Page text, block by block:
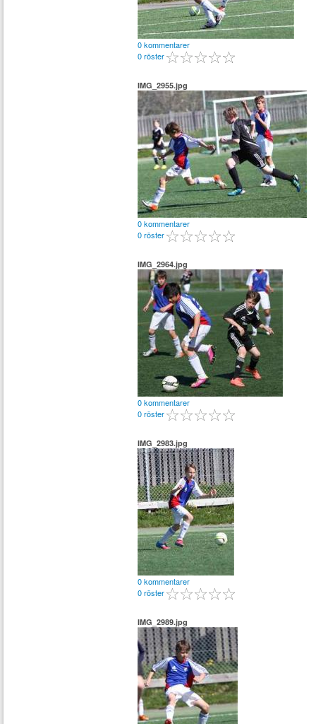
0 kommentarer
0 röster
IMG_2955.jpg
0 kommentarer
0 röster
IMG_2964.jpg
0 kommentarer
0 röster
IMG_2983.jpg
0 kommentarer
0 röster
IMG_2989.jpg